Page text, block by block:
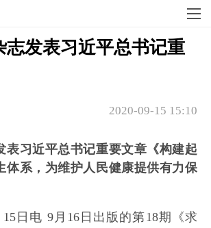
志发表习近平总书记重
2020-09-15 15:10
表习近平总书记重要文章《构建起
体系，为维护人民健康提供有力保
日电 9月16日出版的第18期《求